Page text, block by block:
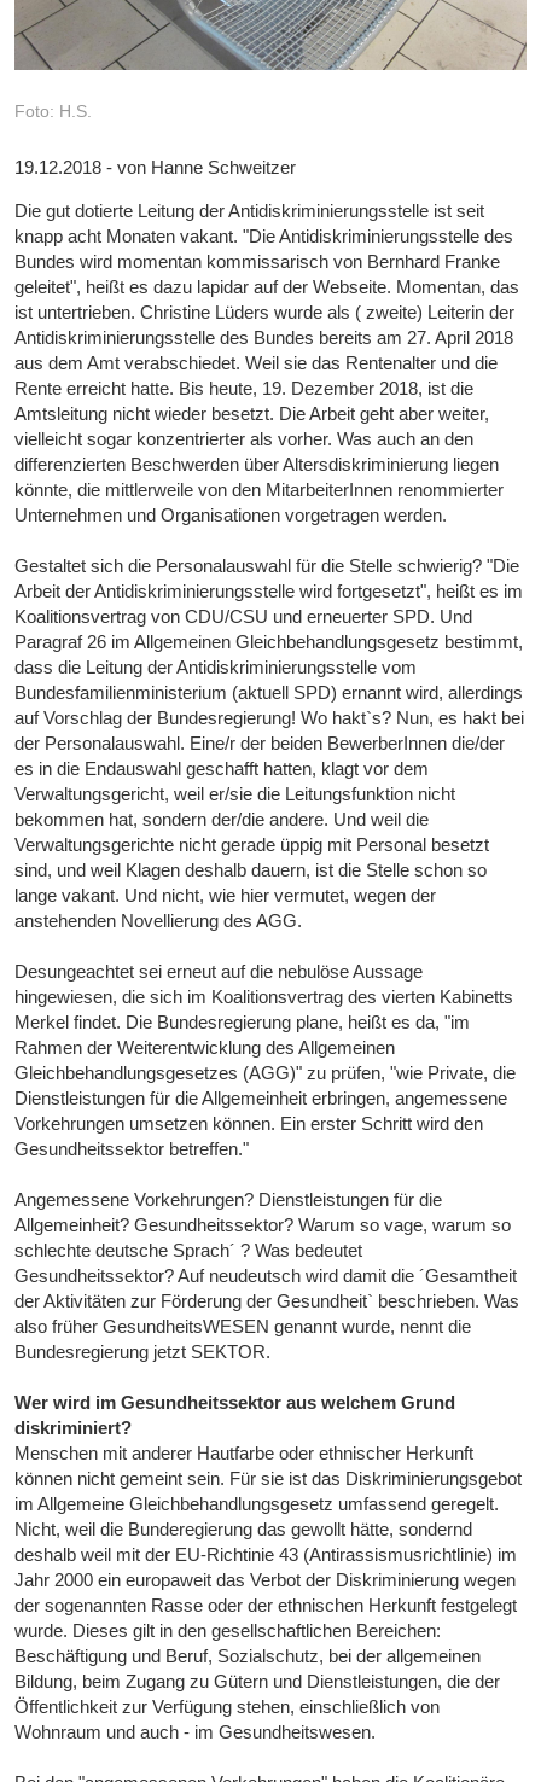
Foto: H.S.
19.12.2018 - von Hanne Schweitzer
Die gut dotierte Leitung der Antidiskriminierungsstelle ist seit
knapp acht Monaten vakant. "Die Antidiskriminierungsstelle des
Bundes wird momentan kommissarisch von Bernhard Franke
geleitet", heißt es dazu lapidar auf der Webseite. Momentan, das
ist untertrieben. Christine Lüders wurde als ( zweite) Leiterin der
Antidiskriminierungsstelle des Bundes bereits am 27. April 2018
aus dem Amt verabschiedet. Weil sie das Rentenalter und die
Rente erreicht hatte. Bis heute, 19. Dezember 2018, ist die
Amtsleitung nicht wieder besetzt. Die Arbeit geht aber weiter,
vielleicht sogar konzentrierter als vorher. Was auch an den
differenzierten Beschwerden über Altersdiskriminierung liegen
könnte, die mittlerweile von den MitarbeiterInnen renommierter
Unternehmen und Organisationen vorgetragen werden.
Gestaltet sich die Personalauswahl für die Stelle schwierig? "Die
Arbeit der Antidiskriminierungsstelle wird fortgesetzt", heißt es im
Koalitionsvertrag von CDU/CSU und erneuerter SPD. Und
Paragraf 26 im Allgemeinen Gleichbehandlungsgesetz bestimmt,
dass die Leitung der Antidiskriminierungsstelle vom
Bundesfamilienministerium (aktuell SPD) ernannt wird, allerdings
auf Vorschlag der Bundesregierung! Wo hakt`s? Nun, es hakt bei
der Personalauswahl. Eine/r der beiden BewerberInnen die/der
es in die Endauswahl geschafft hatten, klagt vor dem
Verwaltungsgericht, weil er/sie die Leitungsfunktion nicht
bekommen hat, sondern der/die andere. Und weil die
Verwaltungsgerichte nicht gerade üppig mit Personal besetzt
sind, und weil Klagen deshalb dauern, ist die Stelle schon so
lange vakant. Und nicht, wie hier vermutet, wegen der
anstehenden Novellierung des AGG.
Desungeachtet sei erneut auf die nebulöse Aussage
hingewiesen, die sich im Koalitionsvertrag des vierten Kabinetts
Merkel findet. Die Bundesregierung plane, heißt es da, "im
Rahmen der Weiterentwicklung des Allgemeinen
Gleichbehandlungsgesetzes (AGG)" zu prüfen, "wie Private, die
Dienstleistungen für die Allgemeinheit erbringen, angemessene
Vorkehrungen umsetzen können. Ein erster Schritt wird den
Gesundheitssektor betreffen."
Angemessene Vorkehrungen? Dienstleistungen für die
Allgemeinheit? Gesundheitssektor? Warum so vage, warum so
schlechte deutsche Sprach´ ? Was bedeutet
Gesundheitssektor? Auf neudeutsch wird damit die ´Gesamtheit
der Aktivitäten zur Förderung der Gesundheit` beschrieben. Was
also früher GesundheitsWESEN genannt wurde, nennt die
Bundesregierung jetzt SEKTOR.
Wer wird im Gesundheitssektor aus welchem Grund
diskriminiert?
Menschen mit anderer Hautfarbe oder ethnischer Herkunft
können nicht gemeint sein. Für sie ist das Diskriminierungsgebot
im Allgemeine Gleichbehandlungsgesetz umfassend geregelt.
Nicht, weil die Bunderegierung das gewollt hätte, sondernd
deshalb weil mit der EU-Richtinie 43 (Antirassismusrichtlinie) im
Jahr 2000 ein europaweit das Verbot der Diskriminierung wegen
der sogenannten Rasse oder der ethnischen Herkunft festgelegt
wurde. Dieses gilt in den gesellschaftlichen Bereichen:
Beschäftigung und Beruf, Sozialschutz, bei der allgemeinen
Bildung, beim Zugang zu Gütern und Dienstleistungen, die der
Öffentlichkeit zur Verfügung stehen, einschließlich von
Wohnraum und auch - im Gesundheitswesen.